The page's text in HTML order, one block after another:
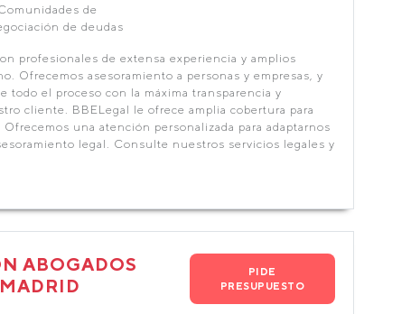
de
de deudas
profesionales de extensa experiencia y amplios
Ofrecemos asesoramiento a personas y empresas, y
todo el proceso con la máxima transparencia y
cliente. BBELegal le ofrece amplia cobertura para
una atención personalizada para adaptarnos
legal. Consulte nuestros servicios legales y
ABOGADOS
PIDE
PRESUPUESTO